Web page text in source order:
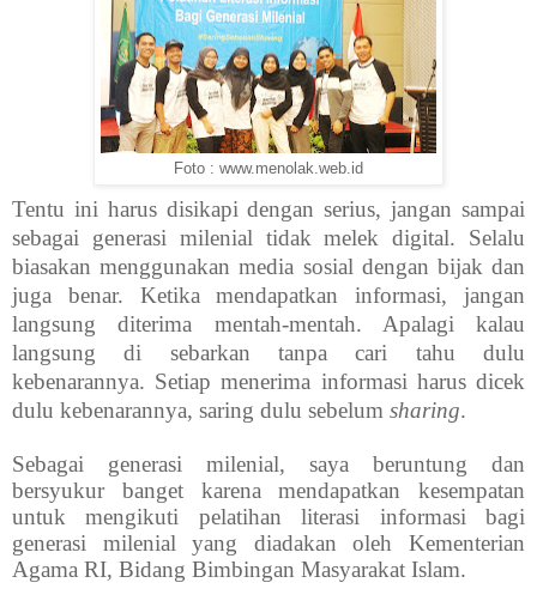
Foto : www.menolak.web.id
Tentu ini harus disikapi dengan serius, jangan sampai
sebagai generasi milenial tidak melek digital. Selalu
biasakan menggunakan media sosial dengan bijak dan
juga benar. Ketika mendapatkan informasi, jangan
langsung diterima mentah-mentah. Apalagi kalau
langsung di sebarkan tanpa cari tahu dulu
kebenarannya. Setiap menerima informasi harus dicek
dulu kebenarannya, saring dulu sebelum sharing.
Sebagai generasi milenial, saya beruntung dan
bersyukur banget karena mendapatkan kesempatan
untuk mengikuti pelatihan literasi informasi bagi
generasi milenial yang diadakan oleh Kementerian
Agama RI, Bidang Bimbingan Masyarakat Islam.